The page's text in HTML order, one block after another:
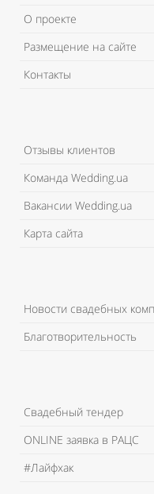
О проекте
Размещение на сайте
Контакты
Отзывы клиентов
Команда Wedding.ua
Вакансии Wedding.ua
Карта сайта
Новости свадебных
Благотворительность
Свадебный тендер
ONLINE заявка в РАЦС
#Лайфхак